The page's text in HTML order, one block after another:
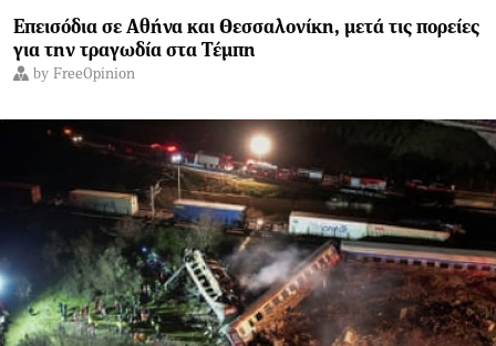
Επεισόδια σε Αθήνα και Θεσσαλονίκη, μετά τις πορείες
για την τραγωδία στα Τέμπη
by FreeOpinion